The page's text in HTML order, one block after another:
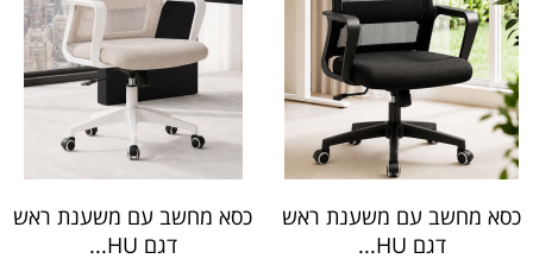
כסא מחשב עם משענת ראש
דגם HU...
כסא מחשב עם משענת ראש
דגם HU...